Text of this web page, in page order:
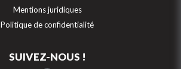
Mentions juridiques
Politique de confidentialité
SUIVEZ-NOUS !